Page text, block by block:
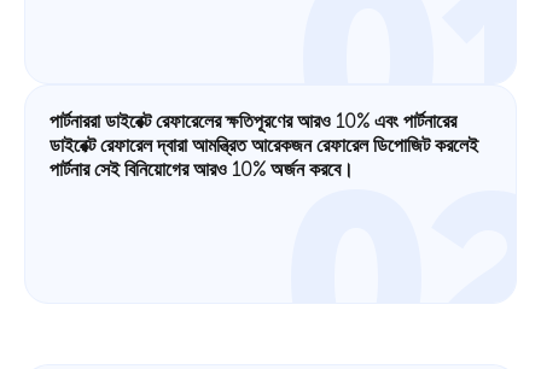
পার্টনাররা ডাইরেক্ট রেফারেলের ক্ষতিপূরণের আরও 10% এবং পার্টনারের
ডাইরেক্ট রেফারেল দ্বারা আমন্ত্রিত আরেকজন রেফারেল ডিপোজিট করলেই
পার্টনার সেই বিনিয়োগের আরও 10% অর্জন করবে।